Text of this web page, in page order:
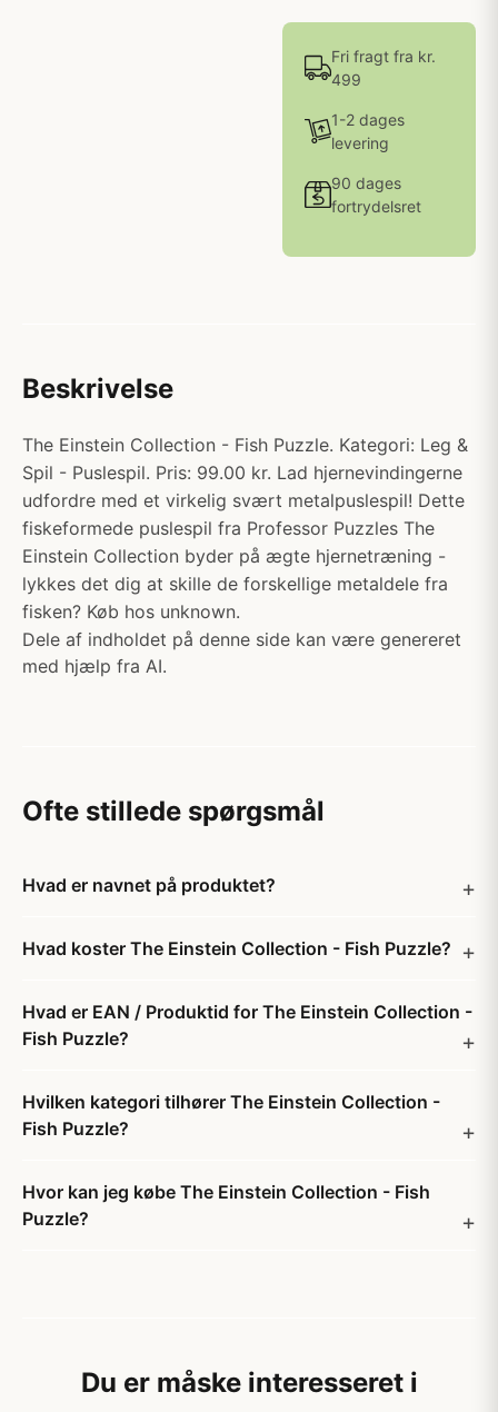
Fri fragt fra kr.
499
1-2 dages
levering
90 dages
fortrydelsret
Beskrivelse
The Einstein Collection - Fish Puzzle. Kategori: Leg &
Spil - Puslespil. Pris: 99.00 kr. Lad hjernevindingerne
udfordre med et virkelig svært metalpuslespil! Dette
fiskeformede puslespil fra Professor Puzzles The
Einstein Collection byder på ægte hjernetræning -
lykkes det dig at skille de forskellige metaldele fra
fisken? Køb hos unknown.
Dele af indholdet på denne side kan være genereret
med hjælp fra AI.
Ofte stillede spørgsmål
Hvad er navnet på produktet?
Hvad koster The Einstein Collection - Fish Puzzle?
Hvad er EAN / Produktid for The Einstein Collection -
Fish Puzzle?
Hvilken kategori tilhører The Einstein Collection -
Fish Puzzle?
Hvor kan jeg købe The Einstein Collection - Fish
Puzzle?
Du er måske interesseret i